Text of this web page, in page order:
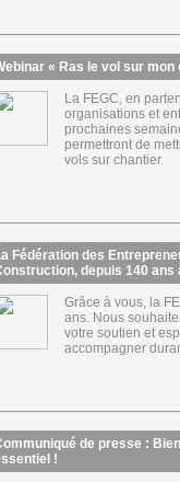
« Ras le vol sur mon
La FEGC, en
organisations et
prochaines
permettront de
vols sur chantier.
Fédération des
depuis 140
Grâce à vous, la
ans. Nous
votre soutien et
accompagner
de presse :
!